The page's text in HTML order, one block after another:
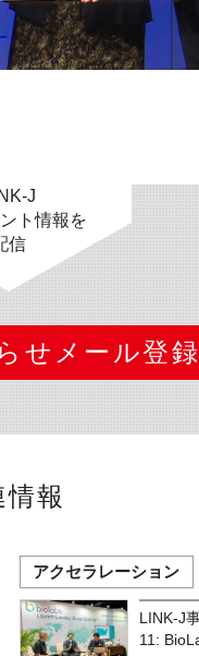
J
ト情報を
信
せメール登録
情報
アクセラレーション
LINK-J
11: